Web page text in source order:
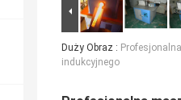
Duży Obraz :
indukcyjnego